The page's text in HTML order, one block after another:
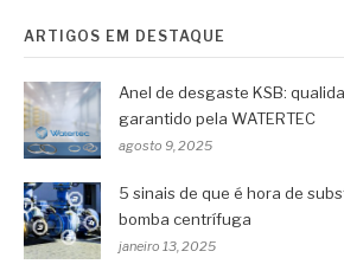
ARTIGOS EM DESTAQUE
Anel de desgaste KSB:
garantido pela WATERTEC
agosto 9, 2025
5 sinais de que é hora de
bomba centrífuga
janeiro 13, 2025